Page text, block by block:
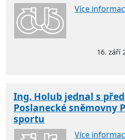
Více
16. září
Ing. Holub jednal s
Poslanecké sněmovny
sportu
Více